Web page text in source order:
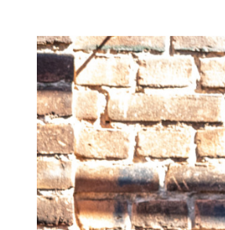
Semi-gevorderden
Gevorderden (5+
Belangrijk: meer is niet
volume aan omdat het
spiergroep probeert te